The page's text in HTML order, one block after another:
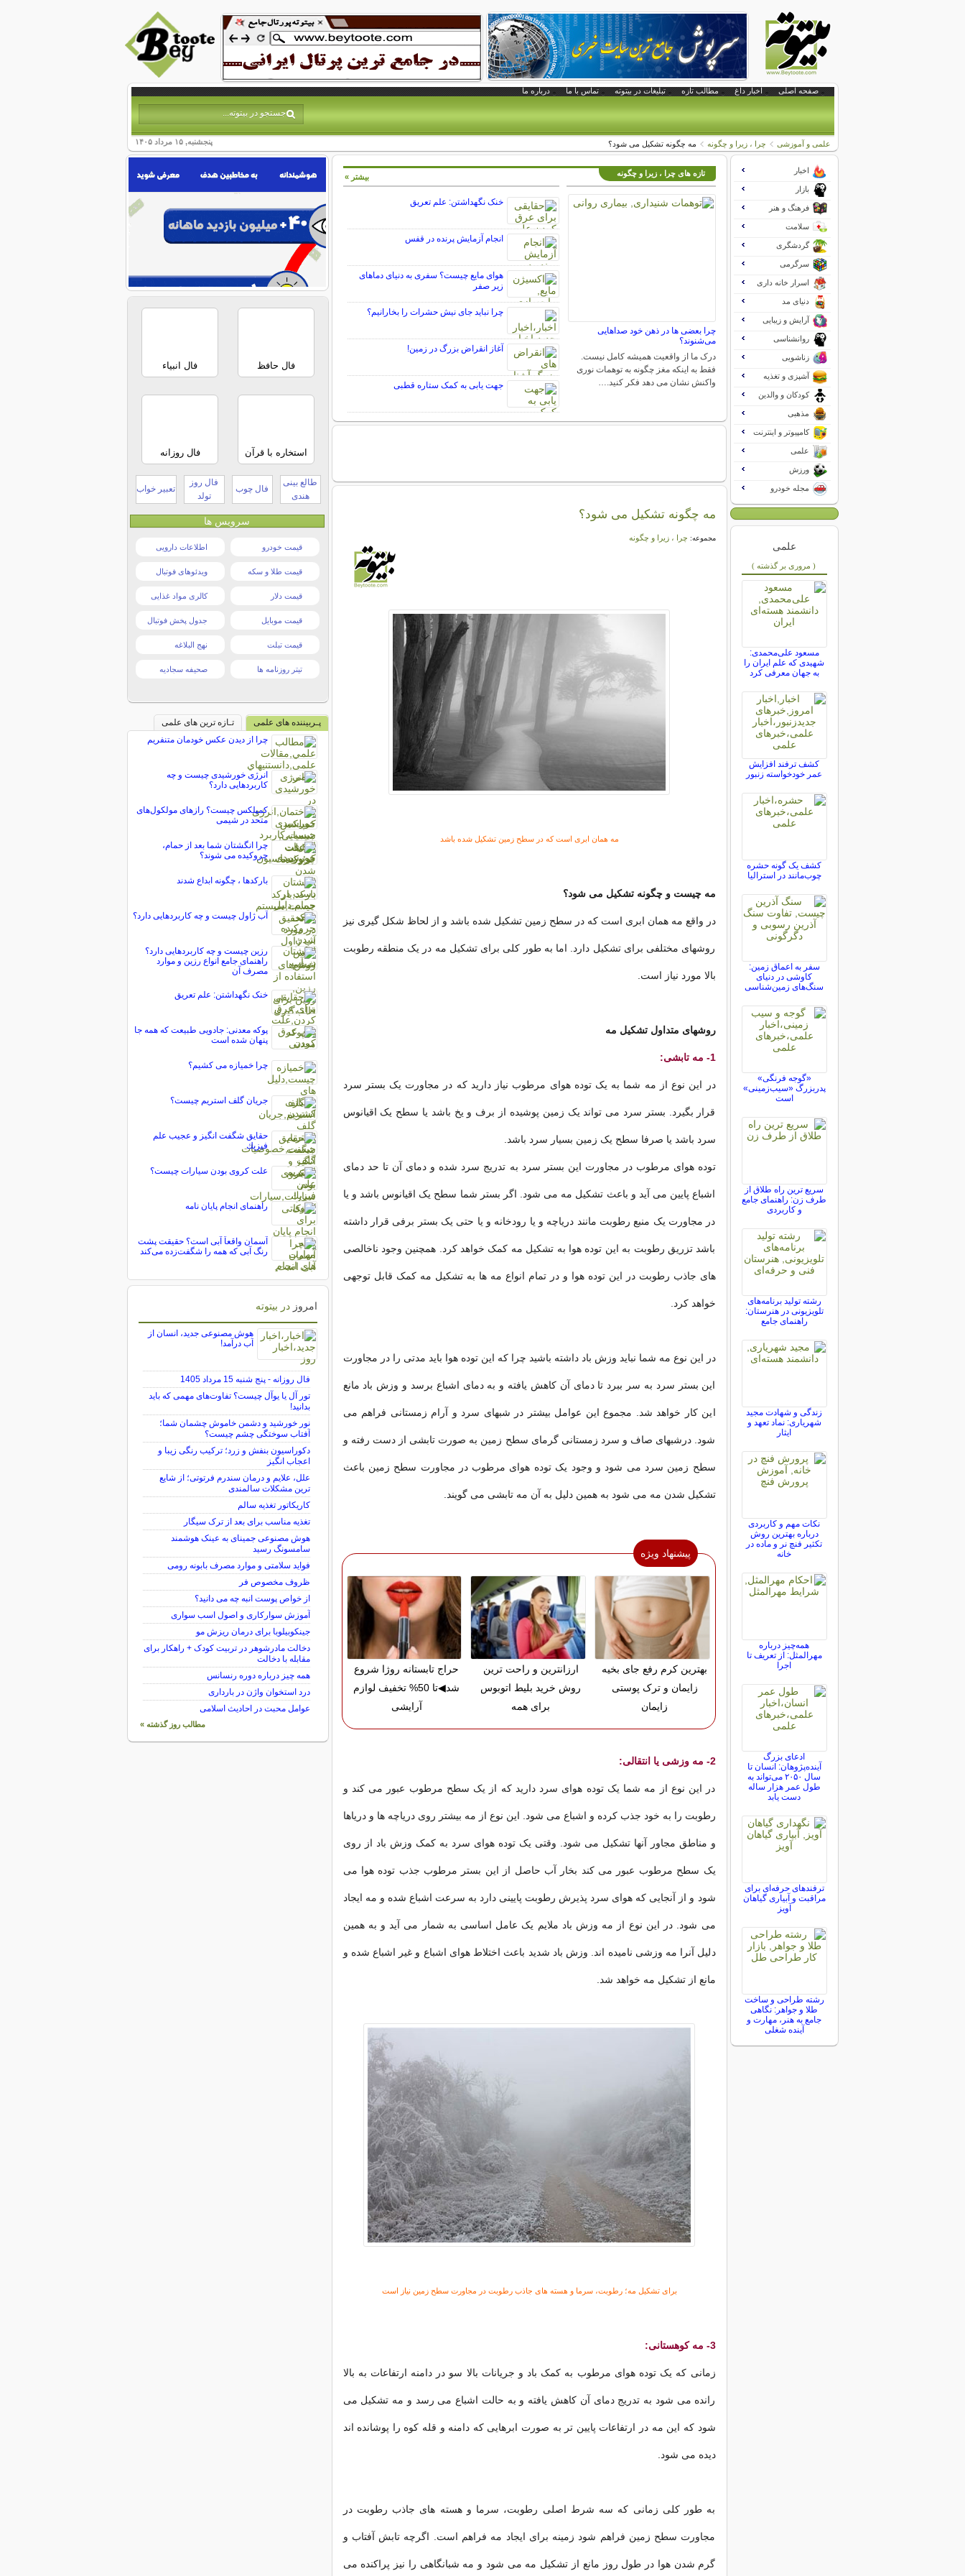
صفحه اصلی اخبار داغ مطالب تازه تبلیغات در بیتوته تماس با ما درباره ما
پنجشنبه, ۱۵ مرداد ۱۴۰۵ علمی و آموزشی چرا ، زیرا و چگونه مه چگونه تشکیل می شود؟
تازه های چرا ، زیرا و چگونه
چرا بعضی ها در ذهن خود صداهایی
می‌شنوند؟
درک ما از واقعیت همیشه کامل نیست.
فقط به اینکه مغز چگونه به توهمات نوری
واکنش نشان می دهد فکر کنید.…
خنک نگهداشتن: علم تعریق
انجام آزمایش پرنده در قفس
هوای مایع چیست؟ سفری به دنیای دماهای
زیر صفر
چرا نباید جای نیش حشرات را بخارانیم؟
آغاز انقراض بزرگ در زمین!
جهت یابی به کمک ستاره قطبی
بیشتر »
مه چگونه تشکیل می شود؟
مجموعه: چرا ، زیرا و چگونه
مه همان ابری است که در سطح زمین تشکیل شده باشد
مه چیست و چگونه تشکیل می شود؟
در واقع مه همان ابری است که در سطح زمین تشکیل شده باشد و از لحاظ شکل گیری نیز
روشهای مختلفی برای تشکیل دارد. اما به طور کلی برای تشکیل مه در یک منطقه رطوبت
بالا مورد نیاز است.
روشهای متداول تشکیل مه
1- مه تابشی:
در این نوع از مه شما به یک توده هوای مرطوب نیاز دارید که در مجاورت یک بستر سرد
قرار بگیرد. بستر سرد می تواند یک زمین پوشیده از برف و یخ باشد یا سطح یک اقیانوس
سرد باشد یا صرفا سطح یک زمین بسیار سرد باشد.
توده هوای مرطوب در مجاورت این بستر سرد به تدریج سرد شده و دمای آن تا حد دمای
اشباع پایین می آید و باعث تشکیل مه می شود. اگر بستر شما سطح یک اقیانوس باشد و یا
در مجاورت یک منبع رطوبت مانند دریاچه و یا رودخانه و یا حتی یک بستر برفی قرار داشته
باشد تزریق رطوبت به این توده هوا به تشکیل مه کمک خواهد کرد. همچنین وجود ناخالصی
های جاذب رطوبت در این توده هوا و در تمام انواع مه ها به تشکیل مه کمک قابل توجهی
خواهد کرد.
در این نوع مه شما نباید وزش باد داشته باشید چرا که این توده هوا باید مدتی را در مجاورت
این بستر سرد به سر ببرد تا دمای آن کاهش یافته و به دمای اشباع برسد و وزش باد مانع
این کار خواهد شد. مجموع این عوامل بیشتر در شبهای سرد و آرام زمستانی فراهم می
شود. درشبهای صاف و سرد زمستانی گرمای سطح زمین به صورت تابشی از دست رفته و
سطح زمین سرد می شود و وجود یک توده هوای مرطوب در مجاورت سطح زمین باعث
تشکیل شدن مه می شود به همین دلیل به آن مه تابشی می گویند.
پیشنهاد ویژه
بهترین کرم رفع جای بخیه
زایمان و ترک پوستی
زایمان
ارزانترین و راحت ترین
روش خرید بلیط اتوبوس
برای همه
حراج تابستانه روژا شروع
شد◀تا 50% تخفیف لوازم
آرایشی
2- مه وزشی یا انتقالی:
در این نوع از مه شما یک توده هوای سرد دارید که از یک سطح مرطوب عبور می کند و
رطوبت را به خود جذب کرده و اشباع می شود. این نوع از مه بیشتر روی دریاچه ها و دریاها
و مناطق مجاور آنها تشکیل می شود. وقتی یک توده هوای سرد به کمک وزش باد از روی
یک سطح مرطوب عبور می کند بخار آب حاصل از این بستر مرطوب جذب توده هوا می
شود و از آنجایی که هوای سرد پذیرش رطوبت پایینی دارد به سرعت اشباع شده و مه ایجاد
می شود. در این نوع از مه وزش باد ملایم یک عامل اساسی به شمار می آید و به همین
دلیل آنرا مه وزشی نامیده اند. وزش باد شدید باعث اختلاط هوای اشباع و غیر اشباع شده و
مانع از تشکیل مه خواهد شد.
برای تشکیل مه؛ رطوبت، سرما و هسته های جاذب رطوبت در مجاورت سطح زمین نیاز است
3- مه کوهستانی:
زمانی که یک توده هوای مرطوب به کمک باد و جریانات بالا سو در دامنه ارتفاعات به بالا
رانده می شود به تدریج دمای آن کاهش یافته و به حالت اشباع می رسد و مه تشکیل می
شود که این مه در ارتفاعات پایین تر به صورت ابرهایی که دامنه و قله کوه را پوشانده اند
دیده می شود.
به طور کلی زمانی که سه شرط اصلی رطوبت، سرما و هسته های جاذب رطوبت در
مجاورت سطح زمین فراهم شود زمینه برای ایجاد مه فراهم است. اگرچه تابش آفتاب و
گرم شدن هوا در طول روز مانع از تشکیل مه می شود و مه شبانگاهی را نیز پراکنده می
اخبار
بازار
فرهنگ و هنر
سلامت
گردشگری
سرگرمی
اسرار خانه داری
دنیای مد
آرایش و زیبایی
روانشناسی
زناشویی
آشپزی و تغذیه
کودکان و والدین
مذهبی
کامپیوتر و اینترنت
علمی
ورزش
مجله خودرو
علمی
( مروری بر گذشته )
مسعود علی‌محمدی:
شهیدی که علم ایران را
به جهان معرفی کرد
کشف ترفند افزایش
عمر خودخواسته زنبور
کشف یک گونه حشره
چوب‌مانند در استرالیا
سفر به اعماق زمین:
کاوشی در دنیای
سنگ‌های زمین‌شناسی
«گوجه فرنگی»
پدربزرگ «سیب‌زمینی»
است
سریع ترین راه طلاق از
طرف زن: راهنمای جامع
و کاربردی
رشته تولید برنامه‌های
تلویزیونی در هنرستان:
راهنمای جامع
زندگی و شهادت مجید
شهریاری: نماد تعهد و
ایثار
نکات مهم و کاربردی
درباره بهترین روش
تکثیر فنچ نر و ماده در
خانه
همه‌چیز درباره
مهرالمثل: از تعریف تا
اجرا
ادعای بزرگ
آینده‌پژوهان: انسان تا
سال ۲۰۵۰ می‌تواند به
طول عمر هزار ساله
دست یابد
ترفندهای حرفه‌ای برای
مراقبت و آبیاری گیاهان
آویز
رشته طراحی و ساخت
طلا و جواهر: نگاهی
جامع به هنر، مهارت و
آینده شغلی
فال حافظ فال انبیاء
استخاره با قرآن فال روزانه
طالع بینی
هندی
فال چوب
فال روز
تولد
تعبیر خواب
سرویس ها
قیمت خودرو اطلاعات دارویی
قیمت طلا و سکه ویدئوهای فوتبال
قیمت دلار کالری مواد غذایی
قیمت موبایل جدول پخش فوتبال
قیمت تبلت نهج البلاغه
تیتر روزنامه ها صحیفه سجادیه
پـربیننده های علمی
تـازه ترین های علمی
چرا از دیدن عکس خودمان متنفریم
انرژی خورشیدی چیست و چه
کاربردهایی دارد؟
کمپلکس چیست؟ رازهای مولکول‌های
متحد در شیمی
چرا انگشتان شما بعد از حمام،
چروکیده می شوند؟
بارکدها ، چگونه ابداع شدند
آب ژاول چیست و چه کاربردهایی دارد؟
رزین چیست و چه کاربردهایی دارد؟
راهنمای جامع انواع رزین و موارد
مصرف آن
خنک نگهداشتن: علم تعریق
پوکه معدنی: جادویی طبیعت که همه جا
پنهان شده است
چرا خمیازه می کشیم؟
جریان گلف استریم چیست؟
حقایق شگفت انگيز و عجيب علم
فيزيك
علت کروی بودن سیارات چیست؟
راهنمای انجام پایان نامه
آسمان واقعاً آبی است؟ حقیقت پشت
رنگ آبی که همه را شگفت‌زده می‌کند
امروز در بیتوته
هوش مصنوعی جدید، انسان از
آب درآمد!
فال روزانه - پنج شنبه 15 مرداد 1405
تور آل یا یوآل چیست؟ تفاوت‌های مهمی که باید
بدانید!
نور خورشید و دشمن خاموش چشمان شما؛
آفتاب سوختگی چشم چیست؟
دکوراسیون بنفش و زرد؛ ترکیب رنگی زیبا و
اعجاب انگیز
علل، علایم و درمان سندرم فرتوتی؛ از شایع
ترین مشکلات سالمندی
کاریکاتور تغذیه سالم
تغذیه مناسب برای بعد از ترک سیگار
هوش مصنوعی جمینای به عینک هوشمند
سامسونگ رسید
فواید سلامتی و موارد مصرف بابونه رومی
ظروف مخصوص فر
از خواص پوست انبه چه می دانید؟
آموزش سوارکاری و اصول اسب سواری
جینکوبیلوبا برای درمان ریزش مو
دخالت مادرشوهر در تربیت کودک + راهکار برای
مقابله با دخالت
همه چیز درباره دوره رنسانس
درد استخوان واژن در بارداری
عوامل محبت در احادیث اسلامى
مطالب روز گذشته »